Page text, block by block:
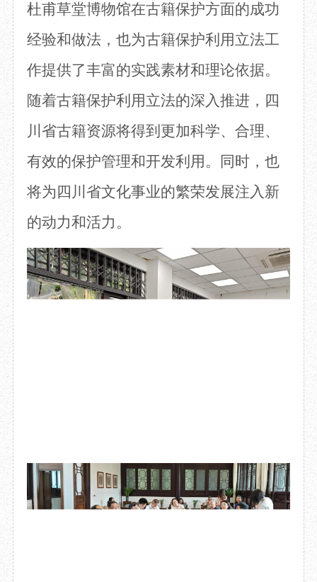
杜甫草堂博物馆在古籍保护方面的成功
经验和做法，也为古籍保护利用立法工
作提供了丰富的实践素材和理论依据。
随着古籍保护利用立法的深入推进， 四
川 省古籍资源将得到更加科学、合理、
有效的保护管理和开发利用 。同时，也
将为 四川 省文化事业的繁荣发展注入新
的动力和活力 。